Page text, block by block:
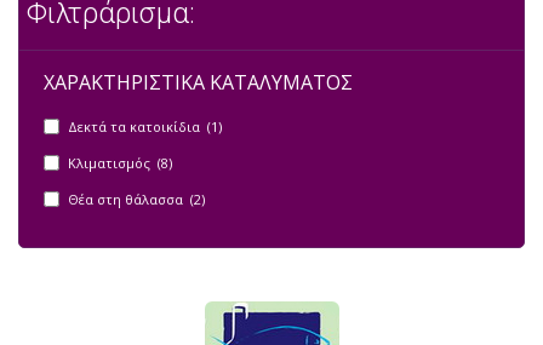
Φιλτράρισμα:
ΧΑΡΑΚΤΗΡΙΣΤΙΚΑ ΚΑΤΑΛΥΜΑΤΟΣ
Δεκτά τα κατοικίδια (1)
Κλιματισμός (8)
Θέα στη θάλασσα (2)